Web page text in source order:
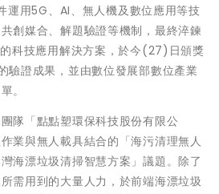
運用5G、AI、無人機及數位應用等技
創媒合、解題驗證等機制，最終淬鍊
科技應用解決方案，於今(27)日頒獎
驗證成果，並由數位發展部數位產業
。
隊「點點塑環保科技股份有限公
業與無人載具結合的「海污清理無人
海漂垃圾清掃智慧方案」議題。除了
需用到的大量人力，於前端海漂垃圾